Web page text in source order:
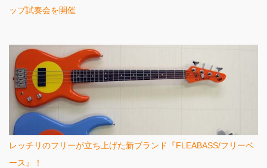
ップ試奏会を開催
レッチリのフリーが立ち上げた新ブランド『FLEABASS/フリーベ
ース』！